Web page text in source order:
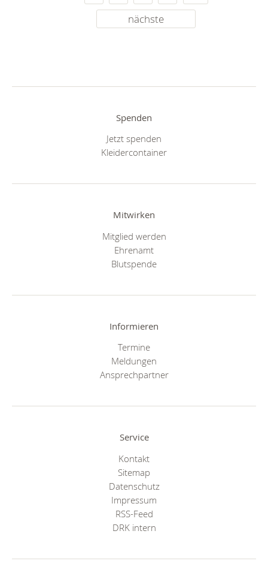
nächste
Spenden
Jetzt spenden
Kleidercontainer
Mitwirken
Mitglied werden
Ehrenamt
Blutspende
Informieren
Termine
Meldungen
Ansprechpartner
Service
Kontakt
Sitemap
Datenschutz
Impressum
RSS-Feed
DRK intern